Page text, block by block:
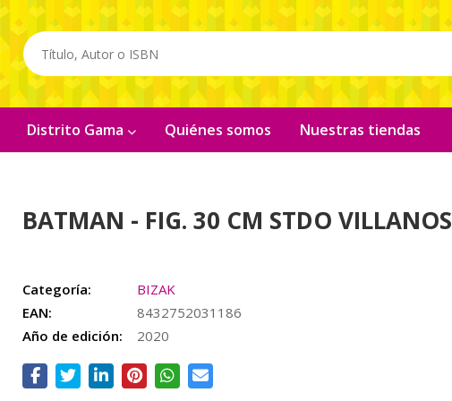
Distrito Gama Quiénes somos Nuestras tiendas
BATMAN - FIG. 30 CM STDO VILLANOS
Categoría:
BIZAK
EAN:
8432752031186
Año de edición:
2020